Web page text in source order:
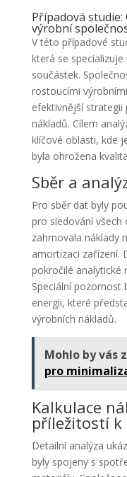
Případová
výrobní
V této případové
která se
součástek.
rostoucími
efektivnější strategii
nákladů. Cílem
klíčové oblasti, kde
byla ohrožena
Sběr a
Pro sběr dat byly
pro sledování všech
zahrnovala náklady
amortizaci zařízení.
pokročilé analytické
Speciální pozornost
energii, které
výrobních nákladů.
Mohlo by vás
pro
Kalkulace
příležitostí k
Detailní analýza
byly spojeny s